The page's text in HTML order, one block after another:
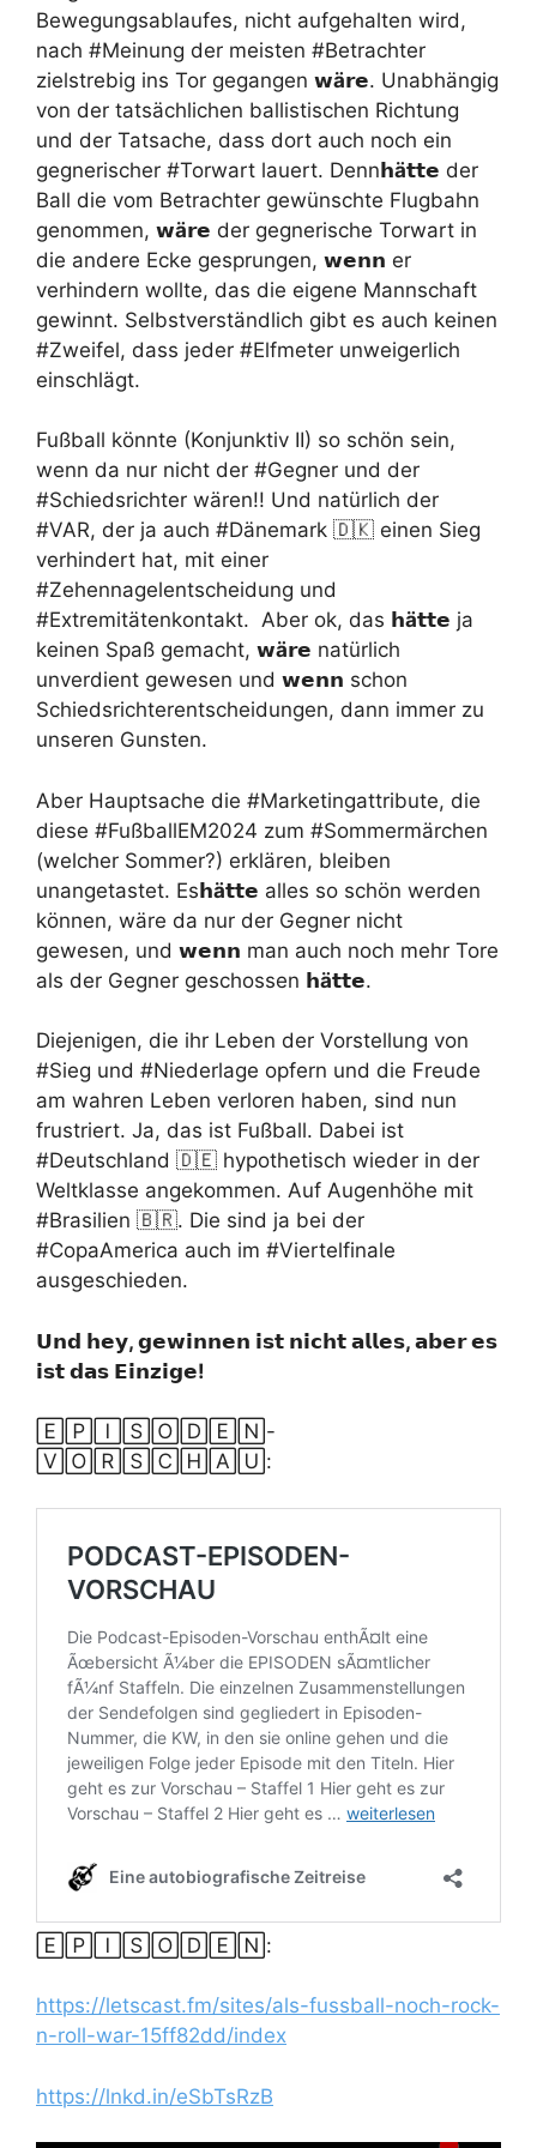
Bewegungsablaufes, nicht aufgehalten wird,
nach #Meinung der meisten #Betrachter
zielstrebig ins Tor gegangen 𝘄ä𝗿𝗲. Unabhängig
von der tatsächlichen ballistischen Richtung
und der Tatsache, dass dort auch noch ein
gegnerischer #Torwart lauert. Denn𝗵ä𝘁𝘁𝗲 der
Ball die vom Betrachter gewünschte Flugbahn
genommen, 𝘄ä𝗿𝗲 der gegnerische Torwart in
die andere Ecke gesprungen, 𝘄𝗲𝗻𝗻 er
verhindern wollte, das die eigene Mannschaft
gewinnt. Selbstverständlich gibt es auch keinen
#Zweifel, dass jeder #Elfmeter unweigerlich
einschlägt.
Fußball könnte (Konjunktiv II) so schön sein,
wenn da nur nicht der #Gegner und der
#Schiedsrichter wären!! Und natürlich der
#VAR, der ja auch #Dänemark 🇩🇰 einen Sieg
verhindert hat, mit einer
#Zehennagelentscheidung und
#Extremitätenkontakt. Aber ok, das 𝗵ä𝘁𝘁𝗲 ja
keinen Spaß gemacht, 𝘄ä𝗿𝗲 natürlich
unverdient gewesen und 𝘄𝗲𝗻𝗻 schon
Schiedsrichterentscheidungen, dann immer zu
unseren Gunsten.
Aber Hauptsache die #Marketingattribute, die
diese #FußballEM2024 zum #Sommermärchen
(welcher Sommer?) erklären, bleiben
unangetastet. Es𝗵ä𝘁𝘁𝗲 alles so schön werden
können, wäre da nur der Gegner nicht
gewesen, und 𝘄𝗲𝗻𝗻 man auch noch mehr Tore
als der Gegner geschossen 𝗵ä𝘁𝘁𝗲.
Diejenigen, die ihr Leben der Vorstellung von
#Sieg und #Niederlage opfern und die Freude
am wahren Leben verloren haben, sind nun
frustriert. Ja, das ist Fußball. Dabei ist
#Deutschland 🇩🇪 hypothetisch wieder in der
Weltklasse angekommen. Auf Augenhöhe mit
#Brasilien 🇧🇷. Die sind ja bei der
#CopaAmerica auch im #Viertelfinale
ausgeschieden.
𝗨𝗻𝗱 𝗵𝗲𝘆, 𝗴𝗲𝘄𝗶𝗻𝗻𝗲𝗻 𝗶𝘀𝘁 𝗻𝗶𝗰𝗵𝘁 𝗮𝗹𝗹𝗲𝘀, 𝗮𝗯𝗲𝗿𝗲𝘀
𝗶𝘀𝘁 𝗱𝗮𝘀 𝗘𝗶𝗻𝘇𝗶𝗴𝗲!
🄴🄿🄸🅂🄾🄳🄴🄽-
🅅🄾🅁🅂🄲🄷🄰🅄:
🄴🄿🄸🅂🄾🄳🄴🄽:
https://letscast.fm/sites/als-fussball-noch-rock-
n-roll-war-15ff82dd/index
https://lnkd.in/eSbTsRzB